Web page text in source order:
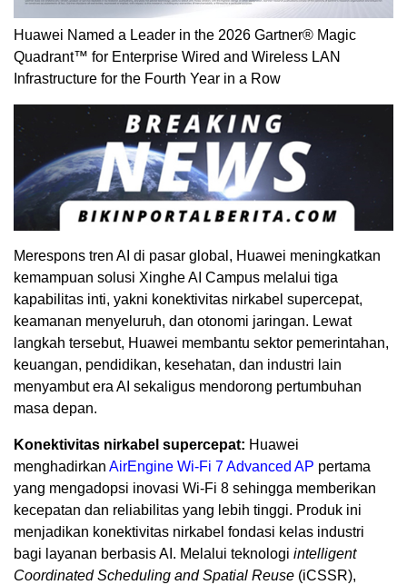
Huawei Named a Leader in the 2026 Gartner® Magic
Quadrant™ for Enterprise Wired and Wireless LAN
Infrastructure for the Fourth Year in a Row
Merespons tren AI di pasar global, Huawei meningkatkan
kemampuan solusi Xinghe AI Campus melalui tiga
kapabilitas inti, yakni konektivitas nirkabel supercepat,
keamanan menyeluruh, dan otonomi jaringan. Lewat
langkah tersebut, Huawei membantu sektor pemerintahan,
keuangan, pendidikan, kesehatan, dan industri lain
menyambut era AI sekaligus mendorong pertumbuhan
masa depan.
Konektivitas nirkabel supercepat: Huawei
menghadirkan AirEngine Wi-Fi 7 Advanced AP pertama
yang mengadopsi inovasi Wi-Fi 8 sehingga memberikan
kecepatan dan reliabilitas yang lebih tinggi. Produk ini
menjadikan konektivitas nirkabel fondasi kelas industri
bagi layanan berbasis AI. Melalui teknologi intelligent
Coordinated Scheduling and Spatial Reuse (iCSSR),